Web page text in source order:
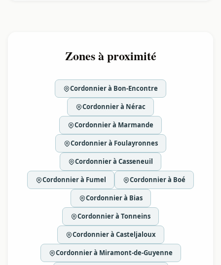
Zones à proximité
Cordonnier à Bon-Encontre
Cordonnier à Nérac
Cordonnier à Marmande
Cordonnier à Foulayronnes
Cordonnier à Casseneuil
Cordonnier à Fumel Cordonnier à Boé
Cordonnier à Bias
Cordonnier à Tonneins
Cordonnier à Casteljaloux
Cordonnier à Miramont-de-Guyenne